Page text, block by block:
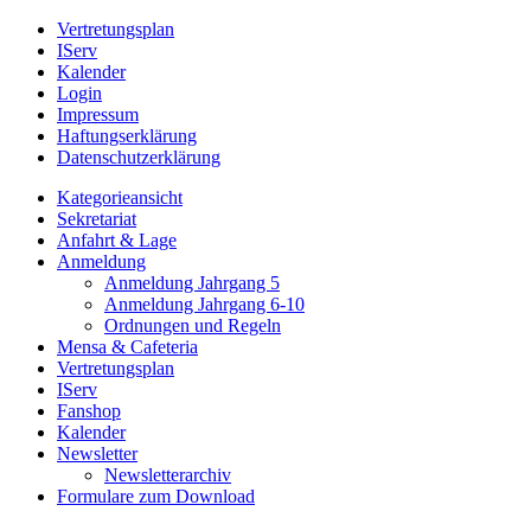
Vertretungsplan
IServ
Kalender
Login
Impressum
Haftungserklärung
Datenschutzerklärung
Kategorieansicht
Sekretariat
Anfahrt & Lage
Anmeldung
Anmeldung Jahrgang 5
Anmeldung Jahrgang 6-10
Ordnungen und Regeln
Mensa & Cafeteria
Vertretungsplan
IServ
Fanshop
Kalender
Newsletter
Newsletterarchiv
Formulare zum Download